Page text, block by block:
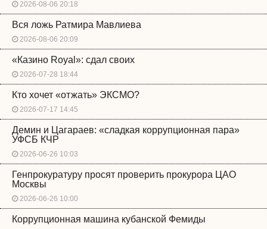
2026-08-06 20:18
Вся ложь Ратмира Мавлиева
2026-08-06 20:09
«Казино Royal»: сдал своих
2026-07-28 18:44
Кто хочет «отжать» ЭКСМО?
2026-07-17 14:45
Демин и Цагараев: «сладкая коррупционная пара»
УФСБ КЧР
2026-06-26 10:03
Генпрокуратуру просят проверить прокурора ЦАО
Москвы
2026-06-26 10:00
Коррупционная машина кубанской Фемиды